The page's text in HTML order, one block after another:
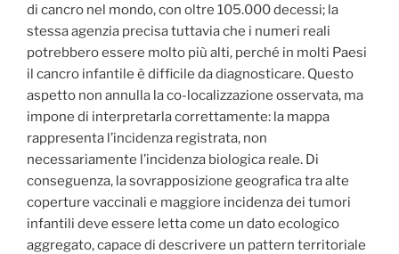
di cancro nel mondo, con oltre 105.000 decessi; la
stessa agenzia precisa tuttavia che i numeri reali
potrebbero essere molto più alti, perché in molti Paesi
il cancro infantile è difficile da diagnosticare. Questo
aspetto non annulla la co-localizzazione osservata, ma
impone di interpretarla correttamente: la mappa
rappresenta l’incidenza registrata, non
necessariamente l’incidenza biologica reale. Di
conseguenza, la sovrapposizione geografica tra alte
coperture vaccinali e maggiore incidenza dei tumori
infantili deve essere letta come un dato ecologico
aggregato, capace di descrivere un pattern territoriale